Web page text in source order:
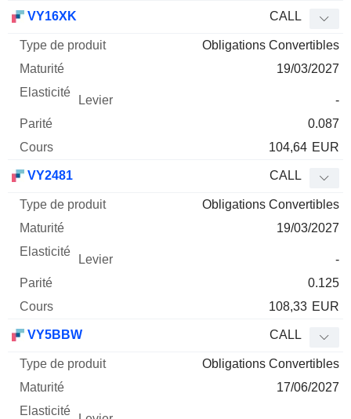
VY16XK CALL
Obligations Convertibles
19/03/2027
-
0.087
104,64 EUR
VY2481 CALL
Obligations Convertibles
19/03/2027
-
0.125
108,33 EUR
VY5BBW CALL
Obligations Convertibles
17/06/2027